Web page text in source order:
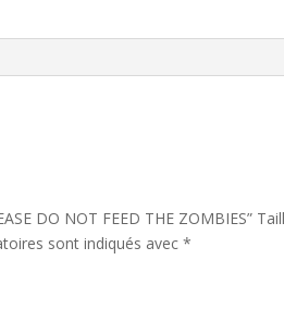
DO NOT FEED THE ZOMBIES”
sont indiqués avec*